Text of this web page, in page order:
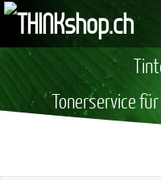
Tonerservice